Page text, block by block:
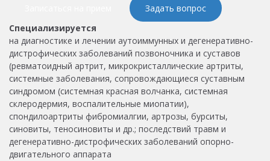
Задать вопрос
Специализируется
на диагностике и лечении аутоиммунных и дегенеративно-
дистрофических заболеваний позвоночника и суставов
(ревматоидный артрит, микрокристаллические артриты,
системные заболевания, сопровождающиеся суставным
синдромом (системная красная волчанка, системная
склеродермия, воспалительные миопатии),
спондилоартриты фибромиалгии, артрозы, бурситы,
синовиты, теносиновиты и др.; последствий травм и
дегенеративно-дистрофических заболеваний опорно-
двигательного аппарата